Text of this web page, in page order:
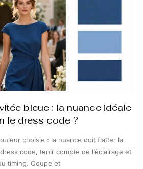
bleue : la nuance idéale
le dress code ?
choisie : la nuance doit flatter la
code, tenir compte de l’éclairage et
timing. Coupe et